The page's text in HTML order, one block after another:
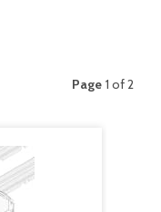
Page 1 of 2